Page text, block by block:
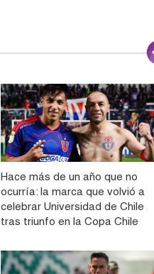
Hace más de un año que no
ocurría: la marca que volvió a
celebrar Universidad de Chile
tras triunfo en la Copa Chile